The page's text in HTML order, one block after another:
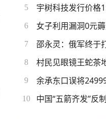
5 宇树科技发行价格
6 女子利用漏洞0元
7 邵永灵：俄军终于
8 村民见眼镜王蛇茶
9 余承东口误将
10 中国“五箭齐发”反